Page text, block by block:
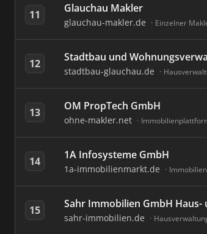
11 Glauchau Makler
glauchau-makler.de Einzelner
12 Stadtbau und
stadtbau-glauchau.de
13 OM PropTech GmbH
ohne-makler.net
14 1A Infosysteme GmbH
1a-immobilienmarkt.de
15 Sahr Immobilien GmbH
sahr-immobilien.de